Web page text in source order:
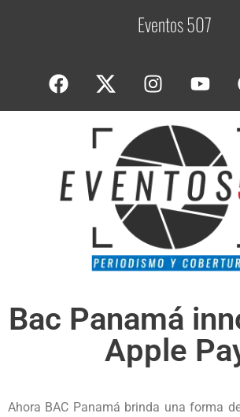
Eventos 507C
Bac Panamá
Apple
Ahora BAC Panamá brinda una forma